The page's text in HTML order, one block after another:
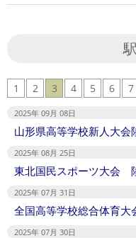
1 2 3 4 5 6 7
2025年 09月 08日
山形県高等学校新人大会
2025年 08月 25日
東北国民スポーツ大会
2025年 07月 31日
全国高等学校総合体育
2025年 07月 30日